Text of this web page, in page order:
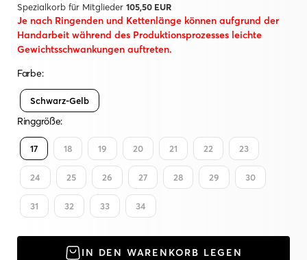
Spezialkorb für Mitglieder 105,50 EUR
Je nach Ringenden und Kettenlänge können aufgrund der
Handarbeit während des Produktionsprozesses leichte
Gewichtsschwankungen auftreten.
Farbe:
Schwarz-Gelb
Ringgröße:
17 18 19 20 21 22 23
24 25 26 27 28 29 30
31 32 33 34
IN DEN WARENKORB LEGEN